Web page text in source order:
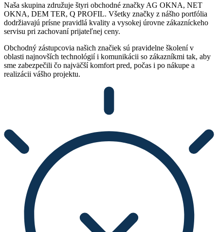
Naša skupina združuje štyri obchodné značky AG OKNA, NET
OKNA, DEM TER, Q PROFIL. Všetky značky z nášho portfólia
dodržiavajú prísne pravidlá kvality a vysokej úrovne zákazníckeho
servisu pri zachovaní prijateľnej ceny.
Obchodný zástupcovia našich značiek sú pravidelne školení v
oblasti najnovších technológií i komunikácii so zákazníkmi tak, aby
sme zabezpečili čo najväčší komfort pred, počas i po nákupe a
realizácii vášho projektu.